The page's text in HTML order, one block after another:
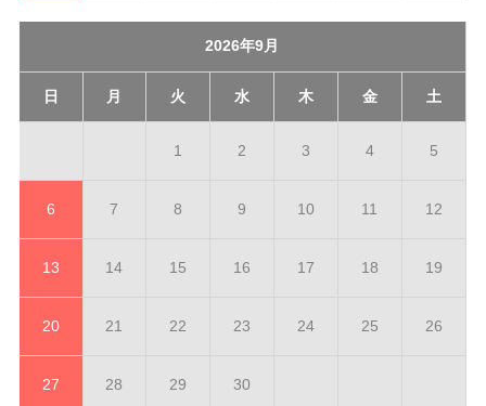
2026年9月
日 月 火 水 木 金 土
1 2 3 4 5
6 7 8 9 10 11 12
13 14 15 16 17 18 19
20 21 22 23 24 25 26
27 28 29 30